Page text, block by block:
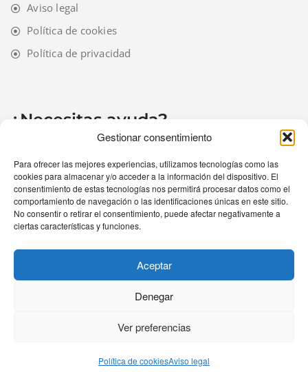
Gestionar consentimiento
Para ofrecer las mejores experiencias, utilizamos tecnologías como las
cookies para almacenar y/o acceder a la información del dispositivo. El
consentimiento de estas tecnologías nos permitirá procesar datos como el
comportamiento de navegación o las identificaciones únicas en este sitio.
No consentir o retirar el consentimiento, puede afectar negativamente a
ciertas características y funciones.
Aceptar
Denegar
Ver preferencias
Política de cookiesAviso legal
Aviso legal
Política de cookies
Política de privacidad
¿Necesitas ayuda?
Reserved | Theme:Appointment Green